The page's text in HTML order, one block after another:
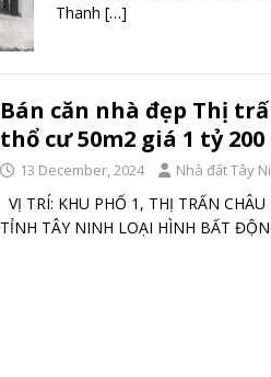
Thanh […]
Bán căn nhà đẹp Thị
thổ cư 50m2 giá 1 tỷ
13 December, 2024 Nhà đất Tây
VỊ TRÍ: KHU PHỐ 1, THỊ TRẤN
TỈNH TÂY NINH LOẠI HÌNH BẤT